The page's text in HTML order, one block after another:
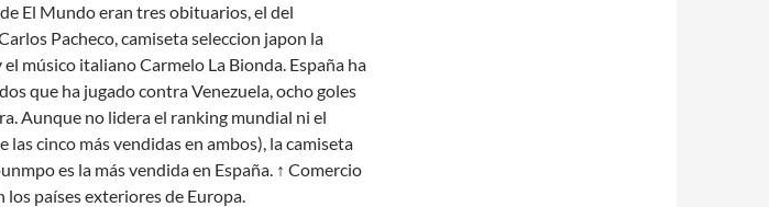
El Mundo eran tres obituarios, el del
Pacheco, camiseta seleccion japon la
músico italiano Carmelo La Bionda. España ha
que ha jugado contra Venezuela, ocho goles
Aunque no lidera el ranking mundial ni el
las cinco más vendidas en ambos), la camiseta
es la más vendida en España. ↑ Comercio
los países exteriores de Europa.